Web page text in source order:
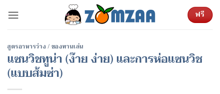
เนื้อหา
ฟรี
สูตรอาหารว่าง / ของทานเล่น
แซนวิชทูน่า (ง๊าย ง่าย) และการห่อแซนวิช
(แบบส้มซ่า)